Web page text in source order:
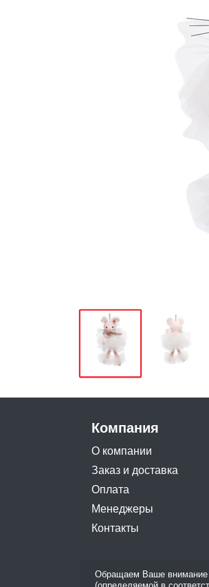
Компания
О компании
Заказ и доставка
Оплата
Менеджеры
Контакты
Обращаем Ваше внимание